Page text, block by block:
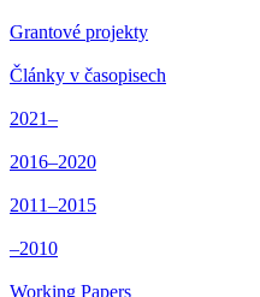
Grantové projekty
Články v časopisech
2021–
2016–2020
2011–2015
–2010
Working Papers